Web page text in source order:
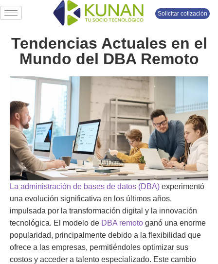
Solicitar cotización
Tendencias Actuales en el
Mundo del DBA Remoto
La administración de bases de datos (DBA) experimentó
una evolución significativa en los últimos años,
impulsada por la transformación digital y la innovación
tecnológica. El modelo de DBA remoto ganó una enorme
popularidad, principalmente debido a la flexibilidad que
ofrece a las empresas, permitiéndoles optimizar sus
costos y acceder a talento especializado. Este cambio